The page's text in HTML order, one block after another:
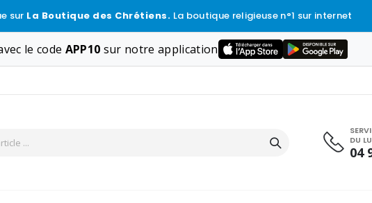
sur La Boutique des Chrétiens. La boutique religieuse n°1 sur internet
le code APP10 sur notre application
DU
04